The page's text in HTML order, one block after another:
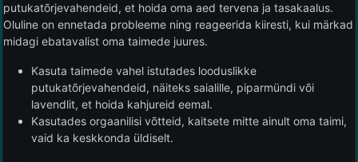
putukatõrjevahendeid, et hoida oma aed tervena ja tasakaalus.
Oluline on ennetada probleeme ning reageerida kiiresti, kui märkad
midagi ebatavalist oma taimede juures.
Kasuta taimede vahel istutades looduslikke
putukatõrjevahendeid, näiteks saialille, piparmündi või
lavendlit, et hoida kahjureid eemal.
Kasutades orgaanilisi võtteid, kaitsete mitte ainult oma taimi,
vaid ka keskkonda üldiselt.